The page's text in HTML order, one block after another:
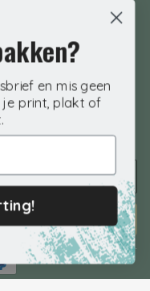
exclusieve kortingen en
en mis geen
je print, plakt of